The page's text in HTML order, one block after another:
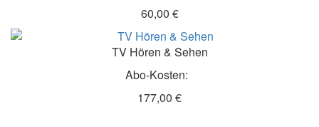
60,00 €
TV Hören & Sehen
Abo-Kosten:
177,00 €